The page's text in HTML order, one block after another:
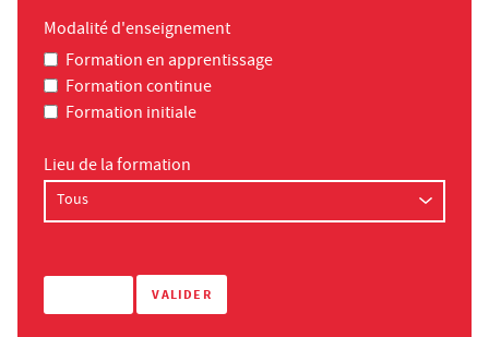
Modalité d'enseignement
Formation en apprentissage
Formation continue
Formation initiale
Lieu de la formation